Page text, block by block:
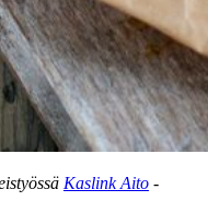
Kaslink Aito -